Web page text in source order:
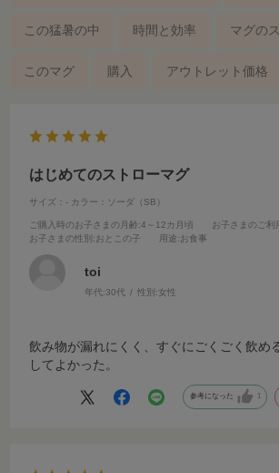
この猛暑の中 時間と効率 マグの
このマグ 購入 アウトレット価格
はじめてのストローマグ
サイズ：- カラー：ソーダ（SB）
ご購入時のお子さまの月齢:4～12カ月頃 お子さまのご利
お子さまの性別 :おとこの子 用途:お食事
toi
年代:30代 性別:女性
飲み物が漏れにくく、すぐにごくごく飲め
してよかった。
参考になった 1